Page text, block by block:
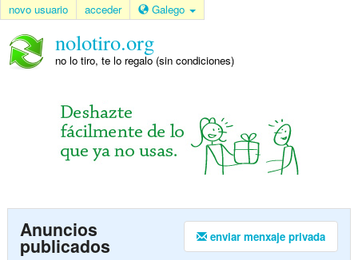
novo usuario acceder Galego
nolotiro.org
no lo tiro, te lo regalo (sin condiciones)
enviar menxaje privada
Anuncios
publicados